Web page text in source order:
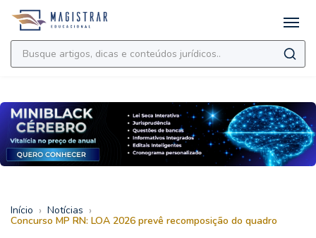
Início › Notícias ›
Concurso MP RN: LOA 2026 prevê recomposição do quadro